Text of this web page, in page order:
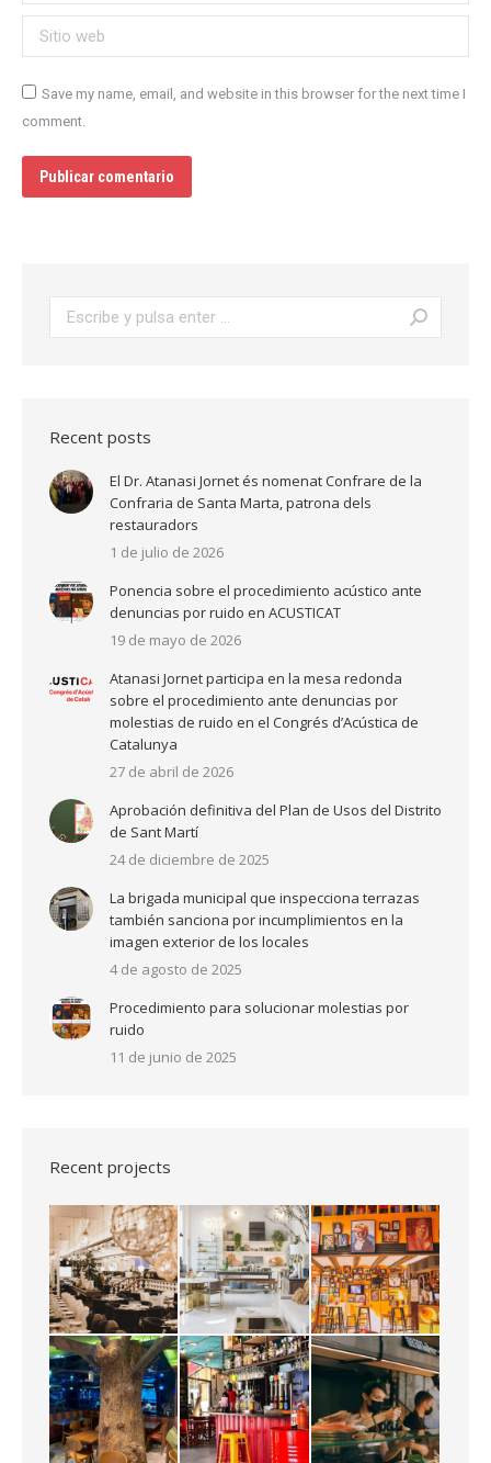
Sitio web
Save my name, email, and website in this browser for the next time I
comment.
Publicar comentario
Buscar:
Recent posts
El Dr. Atanasi Jornet és nomenat Confrare de la
Confraria de Santa Marta, patrona dels
restauradors
1 de julio de 2026
Ponencia sobre el procedimiento acústico ante
denuncias por ruido en ACUSTICAT
19 de mayo de 2026
Atanasi Jornet participa en la mesa redonda
sobre el procedimiento ante denuncias por
molestias de ruido en el Congrés d’Acústica de
Catalunya
27 de abril de 2026
Aprobación definitiva del Plan de Usos del Distrito
de Sant Martí
24 de diciembre de 2025
La brigada municipal que inspecciona terrazas
también sanciona por incumplimientos en la
imagen exterior de los locales
4 de agosto de 2025
Procedimiento para solucionar molestias por
ruido
11 de junio de 2025
Recent projects